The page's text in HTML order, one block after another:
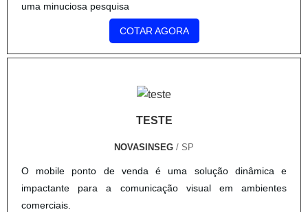
uma minuciosa pesquisa
COTAR AGORA
TESTE
NOVASINSEG / SP
O mobile ponto de venda é uma solução dinâmica e
impactante para a comunicação visual em ambientes
comerciais.